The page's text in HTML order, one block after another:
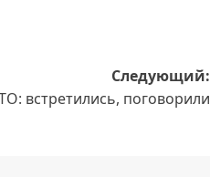
Следующий:
встретились, поговорили